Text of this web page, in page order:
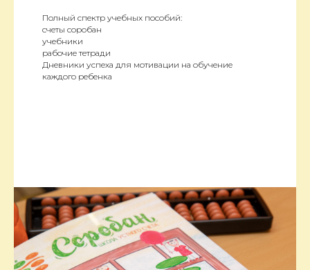
Полный спектр учебных пособий:
счеты соробан
учебники
рабочие тетради
Дневники успеха для мотивации на обучение
каждого ребенка